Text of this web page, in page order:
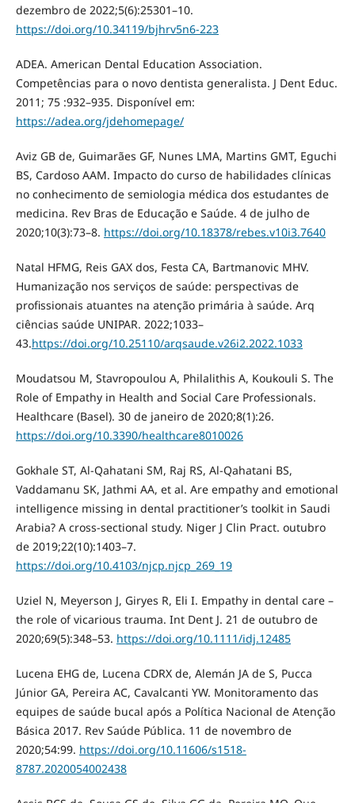
dezembro de 2022;5(6):25301–10.
https://doi.org/10.34119/bjhrv5n6-223
ADEA. American Dental Education Association.
Competências para o novo dentista generalista. J Dent Educ.
2011; 75 :932–935. Disponível em:
https://adea.org/jdehomepage/
Aviz GB de, Guimarães GF, Nunes LMA, Martins GMT, Eguchi
BS, Cardoso AAM. Impacto do curso de habilidades clínicas
no conhecimento de semiologia médica dos estudantes de
medicina. Rev Bras de Educação e Saúde. 4 de julho de
2020;10(3):73–8. https://doi.org/10.18378/rebes.v10i3.7640
Natal HFMG, Reis GAX dos, Festa CA, Bartmanovic MHV.
Humanização nos serviços de saúde: perspectivas de
profissionais atuantes na atenção primária à saúde. Arq
ciências saúde UNIPAR. 2022;1033–
43.https://doi.org/10.25110/arqsaude.v26i2.2022.1033
Moudatsou M, Stavropoulou A, Philalithis A, Koukouli S. The
Role of Empathy in Health and Social Care Professionals.
Healthcare (Basel). 30 de janeiro de 2020;8(1):26.
https://doi.org/10.3390/healthcare8010026
Gokhale ST, Al-Qahatani SM, Raj RS, Al-Qahatani BS,
Vaddamanu SK, Jathmi AA, et al. Are empathy and emotional
intelligence missing in dental practitioner’s toolkit in Saudi
Arabia? A cross-sectional study. Niger J Clin Pract. outubro
de 2019;22(10):1403–7.
https://doi.org/10.4103/njcp.njcp_269_19
Uziel N, Meyerson J, Giryes R, Eli I. Empathy in dental care –
the role of vicarious trauma. Int Dent J. 21 de outubro de
2020;69(5):348–53. https://doi.org/10.1111/idj.12485
Lucena EHG de, Lucena CDRX de, Alemán JA de S, Pucca
Júnior GA, Pereira AC, Cavalcanti YW. Monitoramento das
equipes de saúde bucal após a Política Nacional de Atenção
Básica 2017. Rev Saúde Pública. 11 de novembro de
2020;54:99. https://doi.org/10.11606/s1518-
8787.2020054002438